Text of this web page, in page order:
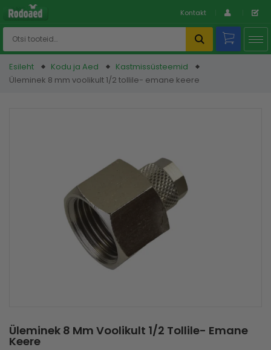
Kontakt
Esileht Kodu ja Aed
Kastmissüsteemid
Üleminek 8 mm voolikult 1/2 tollile- emane keere
Üleminek 8 Mm Voolikult 1/2 Tollile- Emane
Keere